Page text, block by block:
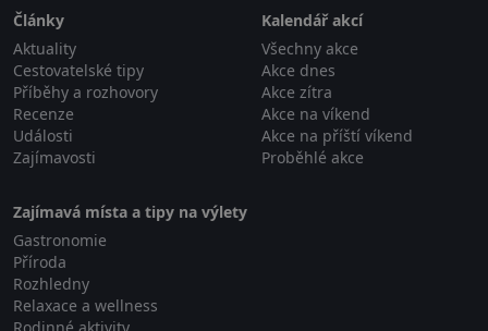
Články
Aktuality
Cestovatelské tipy
Příběhy a rozhovory
Recenze
Události
Zajímavosti
Kalendář akcí
Všechny akce
Akce dnes
Akce zítra
Akce na víkend
Akce na příští víkend
Proběhlé akce
Zajímavá místa a tipy na výlety
Gastronomie
Příroda
Rozhledny
Relaxace a wellness